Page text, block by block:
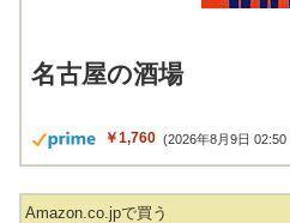
名古屋の酒場
￥1,760 (2026年8月9日
Amazon.co.jpで買う